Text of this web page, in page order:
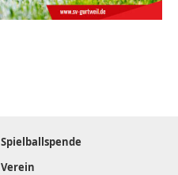
Spielballspende
Verein